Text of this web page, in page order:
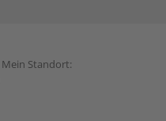
Mein Standort: